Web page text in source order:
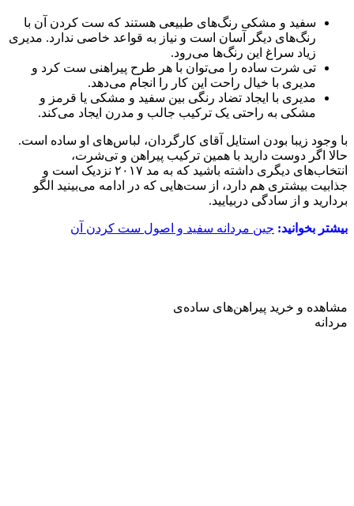
سفید و مشکی رنگ‌های طبیعی هستند که ست کردن آن با
رنگ‌های دیگر آسان است و نیاز به قواعد خاصی ندارد. مدیری
زیاد سراغ این رنگ‌ها می‌رود.
تی شرت ساده را می‌توان با هر طرح پیراهنی ست کرد و
مدیری با خیال راحت این کار را انجام می‌دهد.
مدیری با ایجاد تضاد رنگی بین سفید و مشکی یا قرمز و
مشکی به راحتی یک ترکیب جالب و مدرن ایجاد می‌کند.
با وجود زیبا بودن استایل آقای کارگردان، لباس‌های او ساده است.
حالا اگر دوست دارید با همین ترکیب پیراهن و تی‌شرت،
انتخاب‌های دیگری داشته باشید که به مد ۲۰۱۷ نزدیک‌ است و
جذابیت بیشتری هم دارد، از ست‌هایی که در ادامه می‌بینید الگو
بردارید و از سادگی دربیایید.
بیشتر بخوانید: جین مردانه سفید و اصول ست کردن آن
مشاهده و خرید پیراهن‌های ساده‌ی
مردانه